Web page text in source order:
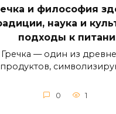
и философия
наука и
подходы к
Гречка — один из
продуктов,
0 1